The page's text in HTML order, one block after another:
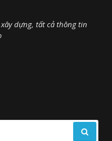
dựng, tất cả thông tin